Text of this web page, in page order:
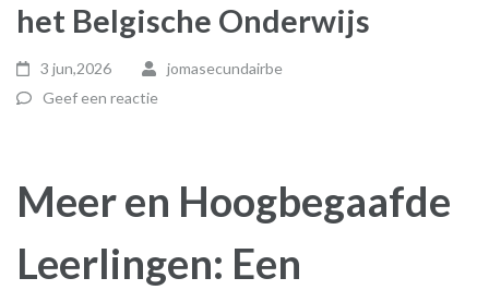
het Belgische Onderwijs
3 jun,2026
jomasecundairbe
Geef een reactie
Meer en Hoogbegaafde
Leerlingen: Een